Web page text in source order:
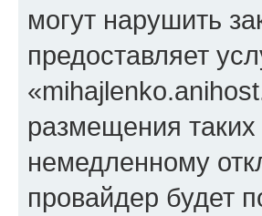
могут нарушить
предоставляет
размещения
немедленному
провайдер будет